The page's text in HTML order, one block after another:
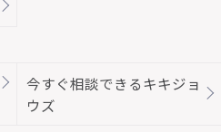
今すぐ相談できるキキジョ
ウズ